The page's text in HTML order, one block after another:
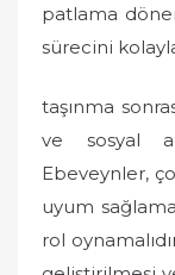
patlama
sürecini
taşınma
ve sosyal
Ebeveynler,
uyum
rol